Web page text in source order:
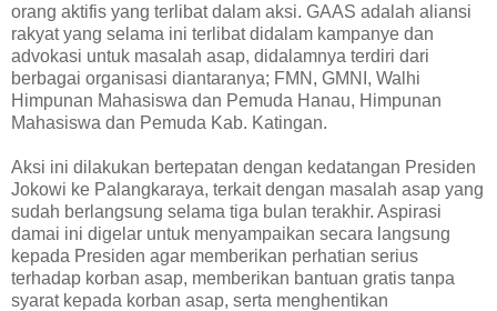
orang aktifis yang terlibat dalam aksi. GAAS adalah aliansi
rakyat yang selama ini terlibat didalam kampanye dan
advokasi untuk masalah asap, didalamnya terdiri dari
berbagai organisasi diantaranya; FMN, GMNI, Walhi
Himpunan Mahasiswa dan Pemuda Hanau, Himpunan
Mahasiswa dan Pemuda Kab. Katingan.
Aksi ini dilakukan bertepatan dengan kedatangan Presiden
Jokowi ke Palangkaraya, terkait dengan masalah asap yang
sudah berlangsung selama tiga bulan terakhir. Aspirasi
damai ini digelar untuk menyampaikan secara langsung
kepada Presiden agar memberikan perhatian serius
terhadap korban asap, memberikan bantuan gratis tanpa
syarat kepada korban asap, serta menghentikan